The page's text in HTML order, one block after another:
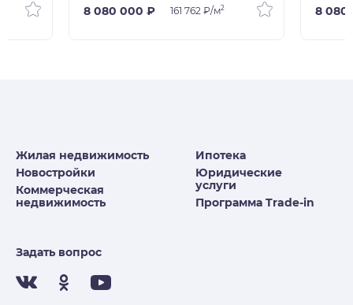
8 080 000 ₽
161 762 ₽/м2
8 080
Жилая недвижимость
Новостройки
Коммерческая
недвижимость
Ипотека
Юридические
услуги
Программа Trade-in
Задать вопрос